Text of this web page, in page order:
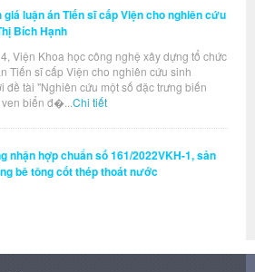
giá luận án Tiến sĩ cấp Viện cho nghiên cứu
Bích Hạnh
Viện Khoa học công nghệ xây dựng tổ chức
Tiến sĩ cấp Viện cho nghiên cứu sinh
đề tài "Nghiên cứu một số đặc trưng biến
biển đ�... Chi tiết
nhận hợp chuẩn số 161/2022VKH-1, sản
bê tông cốt thép thoát nước